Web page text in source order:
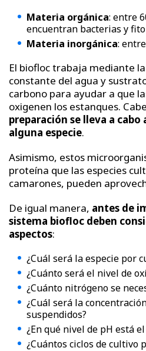
Materia orgánica: entre
encuentran bacterias y
Materia inorgánica:
El biofloc trabaja mediante
constante del agua y
carbono para ayudar a que
oxigenen los estanques.
preparación se lleva a
alguna especie.
Asimismo, estos
proteína que las especies
camarones, pueden
De igual manera, antes de
sistema biofloc deben
aspectos:
¿Cuál será la especie por
¿Cuánto será el nivel de
¿Cuánto nitrógeno se
¿Cuál será la
suspendidos?
¿En qué nivel de pH está
¿Cuántos ciclos de cultivo